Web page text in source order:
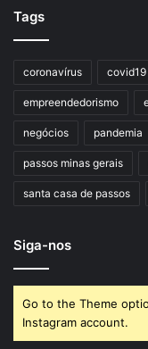
Tags
coronavírus covid19
empreendedorismo
negócios pandemia
passos minas gerais
santa casa de passos
Siga-nos
Go to the Theme
Instagram account.